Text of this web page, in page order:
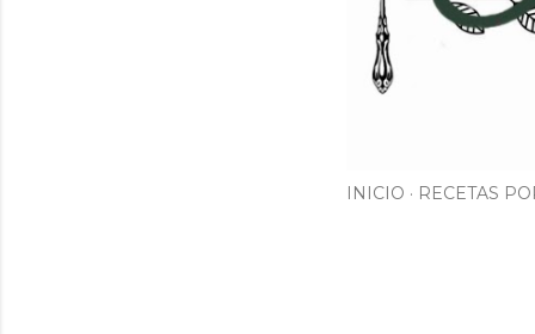
INICIO RECETAS